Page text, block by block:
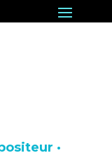
·